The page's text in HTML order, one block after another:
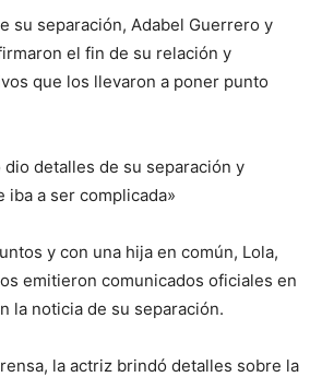
su separación, Adabel Guerrero y
el fin de su relación y
que los llevaron a poner punto
y con una hija en común, Lola,
emitieron comunicados oficiales en
la noticia de su separación.
la actriz brindó detalles sobre la